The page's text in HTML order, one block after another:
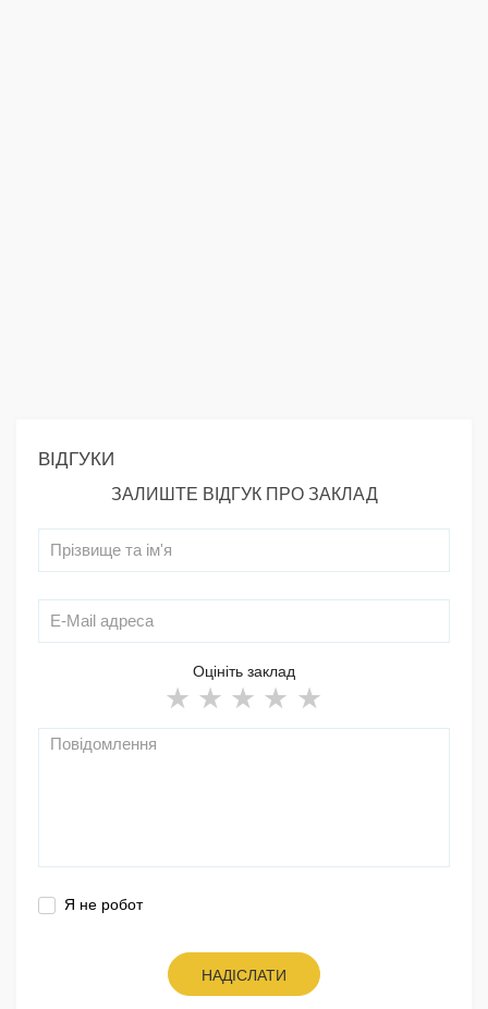
ВІДГУКИ
ЗАЛИШТЕ ВІДГУК ПРО ЗАКЛАД
Оцініть заклад
Я не робот
НАДІСЛАТИ